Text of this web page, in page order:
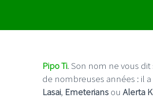
Pipo Ti. Son nom ne vous
de nombreuses années : il
Lasai, Emeterians ou Alerta